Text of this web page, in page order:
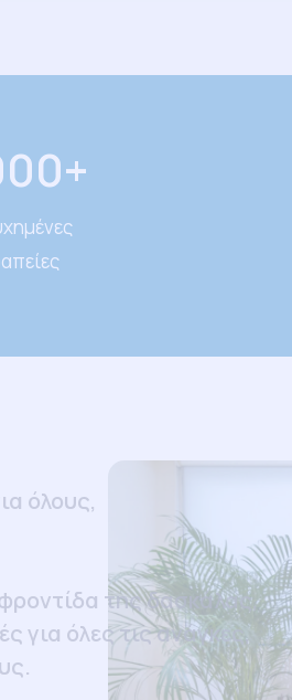
+
όλους,
της δασκάλας,
για όλες τις ανάγκες,